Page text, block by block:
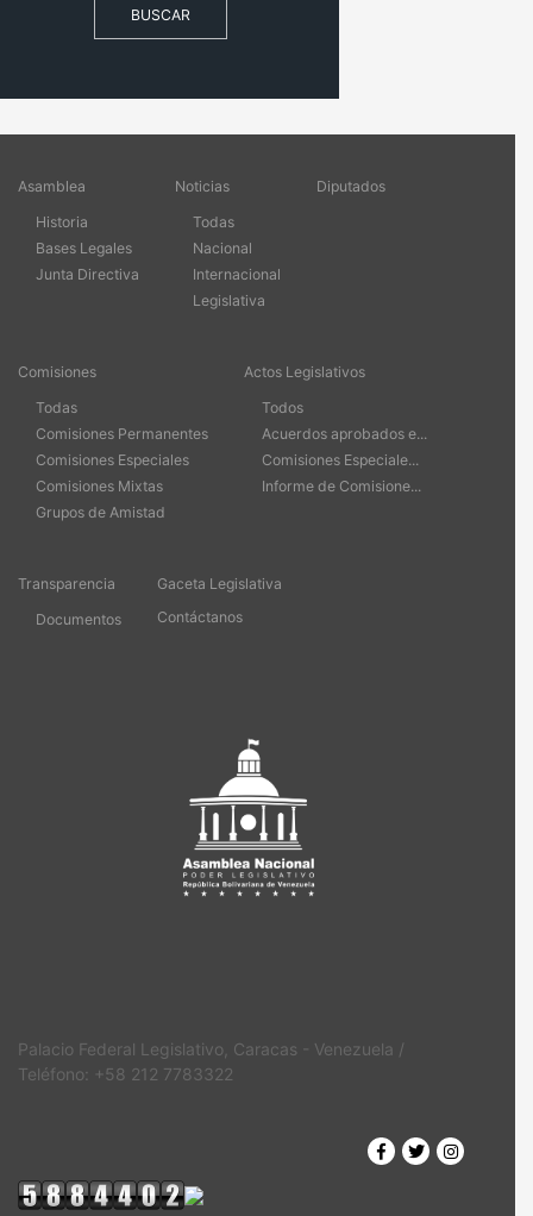
BUSCAR
Asamblea
Historia
Bases Legales
Junta Directiva
Noticias
Todas
Nacional
Internacional
Legislativa
Diputados
Comisiones
Todas
Comisiones Permanentes
Comisiones Especiales
Comisiones Mixtas
Grupos de Amistad
Actos Legislativos
Todos
Acuerdos aprobados e...
Comisiones Especiale...
Informe de Comisione...
Transparencia
Documentos
Gaceta Legislativa
Contáctanos
Palacio Federal Legislativo, Caracas - Venezuela /
Teléfono: +58 212 7783322